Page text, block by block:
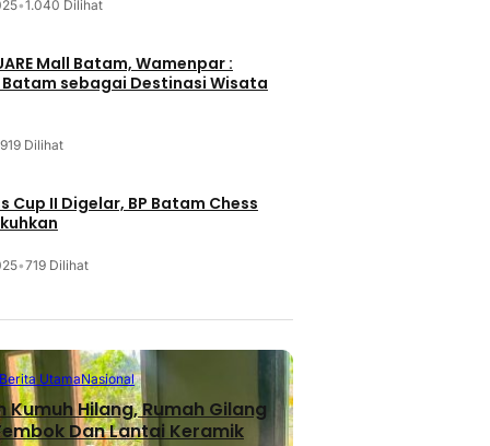
•1.040 Dilihat
Mall Batam, Wamenpar :
Batam sebagai Destinasi Wisata
919 Dilihat
Cup II Digelar, BP Batam Chess
•719 Dilihat
UtamaNasional
Kumuh Hilang, Rumah Gilang
Dan Lantai Keramik